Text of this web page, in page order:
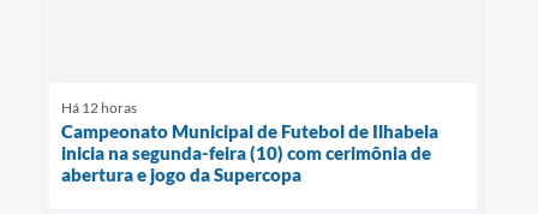
Há 12 horas
Campeonato Municipal de Futebol de Ilhabela
inicia na segunda-feira (10) com cerimônia de
abertura e jogo da Supercopa